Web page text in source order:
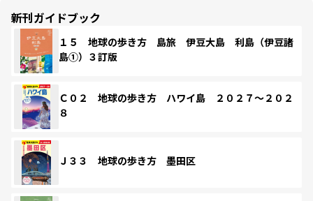
新刊ガイドブック
１５ 地球の歩き方 島旅 伊豆大島 利島（伊豆諸
島①）３訂版
Ｃ０２ 地球の歩き方 ハワイ島 ２０２７～２０２
８
Ｊ３３ 地球の歩き方 墨田区